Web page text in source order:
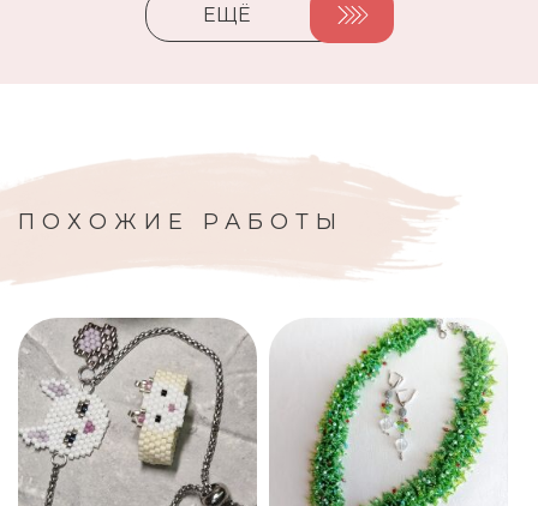
ЕЩЁ
ПОХОЖИЕ РАБОТЫ